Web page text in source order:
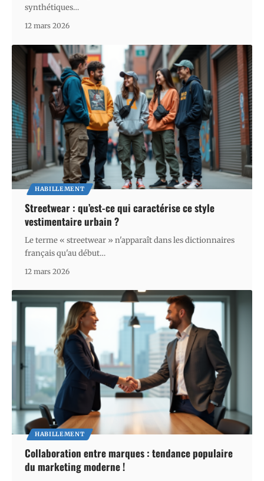
synthétiques…
12 mars 2026
HABILLEMENT
Streetwear : qu’est-ce qui caractérise ce style
vestimentaire urbain ?
Le terme « streetwear » n'apparaît dans les dictionnaires
français qu'au début…
12 mars 2026
HABILLEMENT
Collaboration entre marques : tendance populaire
du marketing moderne !